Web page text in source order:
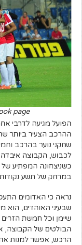
page
הפועל מגיעה לדרבי
ההרכב הצעיר ביותר
שחקני נוער בהרכב
לכבוש, הקבוצה איבדה
כשניצחונה המפתיע
במרחק של תשע
נראה כי האדומים
שבעיני האוהדים, הוא
שיימן וכל חמשת
הבולטים של הקבוצה,
הרכש, אפשר למנות את